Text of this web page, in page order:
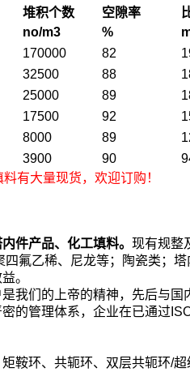
堆积个数
no/m3
空隙率
%
170000 82
32500 88
25000 89
17500 92
8000 89
3900 90
有大量现货，欢迎订购！
件产品、化工填料。 现有规整
氟乙稀、尼龙等；陶瓷类；
。
是我们的上帝的精神，先后与
的管理体系，企业在已通过
鞍环、共轭环、双层共轭环/